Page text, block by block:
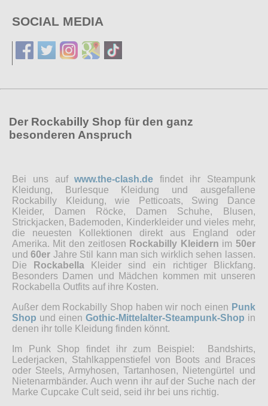
SOCIAL MEDIA
Der Rockabilly Shop für den ganz
besonderen Anspruch
Bei uns aufwww.the-clash.de findet ihr Steampunk
Kleidung, Burlesque Kleidung und ausgefallene
Rockabilly Kleidung, wie Petticoats, Swing Dance
Kleider, Damen Röcke, Damen Schuhe, Blusen,
Strickjacken, Bademoden, Kinderkleider und vieles mehr,
die neuesten Kollektionen direkt aus England oder
Amerika. Mit den zeitlosen Rockabilly Kleidern im 50er
und60er Jahre Stil kann man sich wirklich sehen lassen.
Die
Rockabella Kleider sind ein richtiger Blickfang.
Besonders Damen und Mädchen kommen mit unseren
Rockabella Outfits auf ihre Kosten.
Außer dem Rockabilly Shop haben wir noch einen Punk
Shop und einen Gothic-Mittelalter-Steampunk-Shop in
denen ihr tolle Kleidung finden könnt.
Im Punk Shop findet ihr zum Beispiel: Bandshirts,
Lederjacken, Stahlkappenstiefel von Boots and Braces
oder Steels, Armyhosen, Tartanhosen, Nietengürtel und
Nietenarmbänder. Auch wenn ihr auf der Suche nach der
Marke Cupcake Cult seid, seid ihr bei uns richtig.